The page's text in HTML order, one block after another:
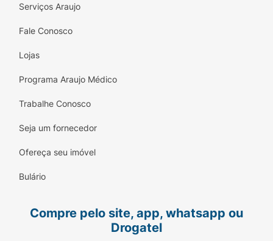
que oMorning Shot Imunidade Sublyme
Serviços Araujo
Fale Conosco
Lojas
Programa Araujo Médico
Trabalhe Conosco
Seja um fornecedor
Ofereça seu imóvel
Bulário
Compre pelo site, app, whatsapp ou
Drogatel